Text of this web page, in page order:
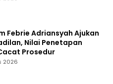
Febrie Adriansyah Ajukan
Nilai Penetapan
Prosedur
2026